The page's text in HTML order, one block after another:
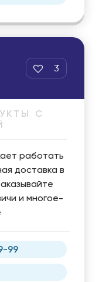
3
С
работать
доставка в
и многое-
99